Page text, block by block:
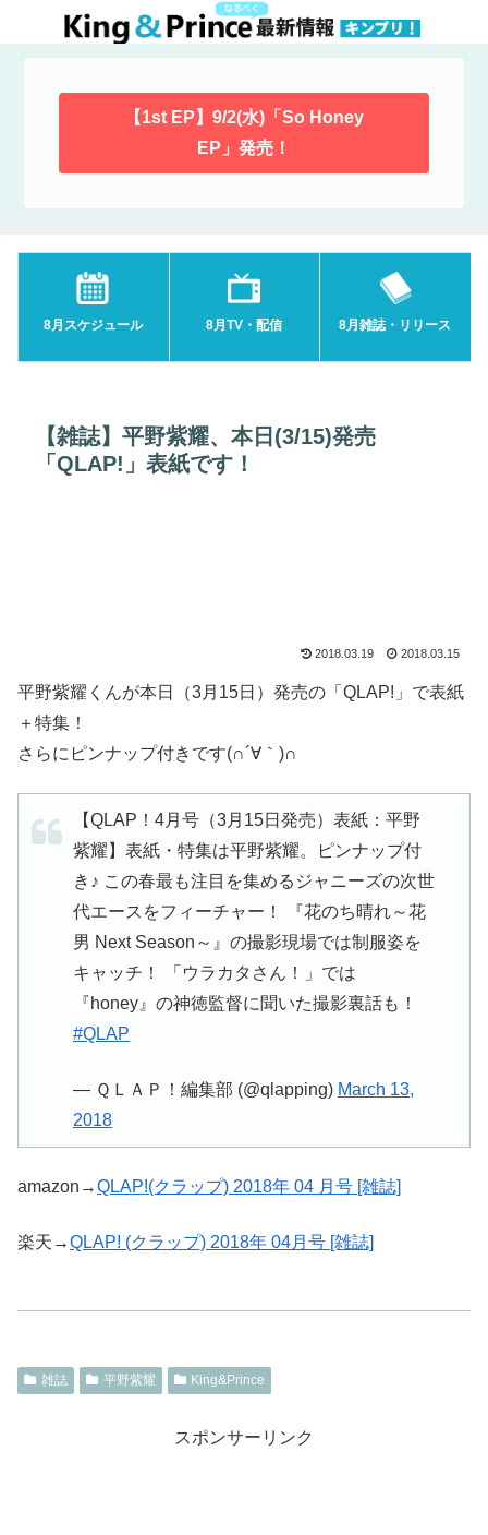
【1st EP】9/2(水)「So Honey
EP」発売！
8月スケジュール 8月TV・配信 8月雑誌・リリース
【雑誌】平野紫耀、本日(3/15)発売
「QLAP!」表紙です！
2018.03.19 2018.03.15
平野紫耀くんが本日（3月15日）発売の「QLAP!」で表紙
＋特集！
さらにピンナップ付きです(∩´∀｀)∩
【QLAP！4月号（3月15日発売）表紙：平野
紫耀】表紙・特集は平野紫耀。ピンナップ付
き♪ この春最も注目を集めるジャニーズの次世
代エースをフィーチャー！ 『花のち晴れ～花
男 Next Season～』の撮影現場では制服姿を
キャッチ！ 「ウラカタさん！」では
『honey』の神徳監督に聞いた撮影裏話も！
#QLAP
— ＱＬＡＰ！編集部 (@qlapping) March 13,
2018
amazon→QLAP!(クラップ) 2018年 04 月号 [雑誌]
楽天→QLAP! (クラップ) 2018年 04月号 [雑誌]
雑誌 平野紫耀 King&Prince
スポンサーリンク